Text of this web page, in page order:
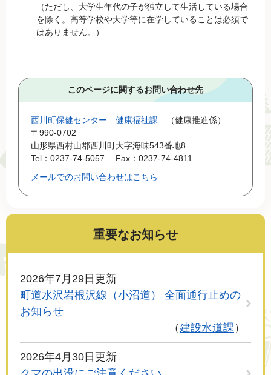
（ただし、大学生年代の子が独立して生活している場合
を除く。高等学校や大学等に在学していることは必須で
はありません。）
このページに関するお問い合わせ先
西川町保健センター 健康福祉課
健康推進係
〒990-0702
山形県西村山郡西川町大字海味543番地8
Tel：0237-74-5057
Fax：0237-74-4811
メールでのお問い合わせはこちら
重要なお知らせ
2026年7月29日更新
町道水沢岩根沢線（小沼道） 全面通行止めの
お知らせ
建設水道課
2026年4月30日更新